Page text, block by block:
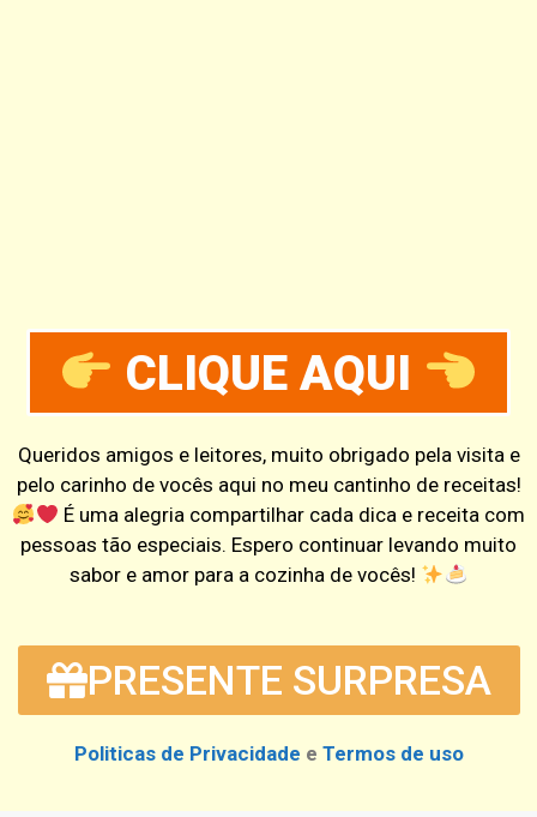
CLIQUE AQUI
Queridos amigos e leitores, muito obrigado pela visita e
pelo carinho de vocês aqui no meu cantinho de receitas!
É uma alegria compartilhar cada dica e receita com
pessoas tão especiais. Espero continuar levando muito
sabor e amor para a cozinha de vocês!
PRESENTE SURPRESA
Politicas de Privacidade e Termos de uso